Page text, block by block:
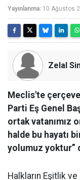
Yayınlanma: 10 Ağustos
Zelal
Meclis'te
Parti Eş Genel
ortak vatanımız
halde bu hayatı
yolumuz yoktur”
Halkların Eşitlik